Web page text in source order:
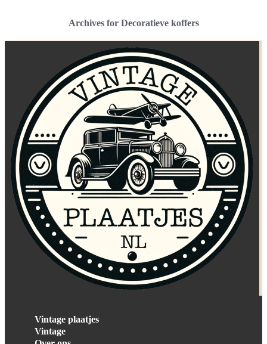
Archives for Decoratieve koffers
Vintage plaatjes
Vintage